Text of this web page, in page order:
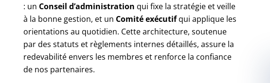
: un Conseil d’administration qui fixe la stratégie et veille
à la bonne gestion, et un Comité exécutifqui applique les
orientations au quotidien. Cette architecture, soutenue
par des statuts et règlements internes détaillés, assure la
redevabilité envers les membres et renforce la confiance
de nos partenaires.